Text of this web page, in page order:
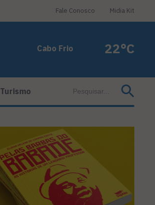
Fale Conosco Midia Kit
Cabo Frio 22°C
Turismo